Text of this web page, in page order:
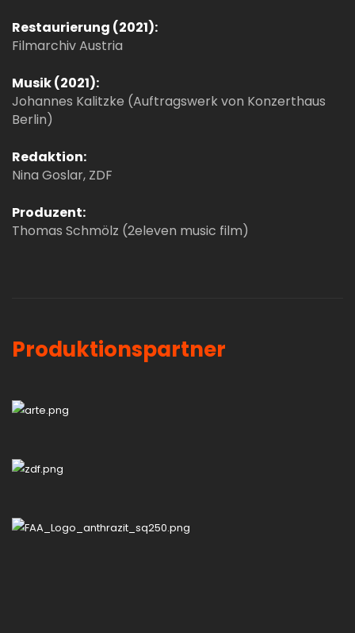
Restaurierung (2021):
Filmarchiv Austria
Musik (2021):
Johannes Kalitzke (Auftragswerk von Konzerthaus
Berlin)
Redaktion:
Nina Goslar, ZDF
Produzent:
Thomas Schmölz (2eleven music film)
Produktionspartner